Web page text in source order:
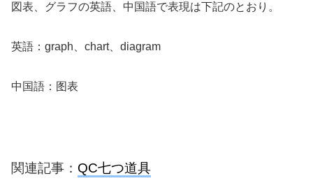
図表、グラフの英語、中国語で表現は下記のとおり。
英語：graph、chart、diagram
中国語：图表
関連記事： QC七つ道具